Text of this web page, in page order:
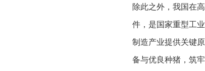
除此之外，我国在
件，是国家重型工
制造产业提供关键
备与优良种猪，筑